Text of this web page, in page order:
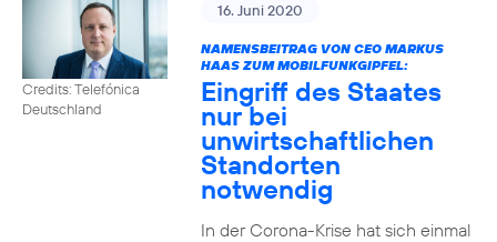
Credits: Telefónica
Deutschland
16. Juni 2020
NAMENSBEITRAG VON CEO MARKUS
HAAS ZUM MOBILFUNKGIPFEL:
Eingriff des Staates
nur bei
unwirtschaftlichen
Standorten
notwendig
In der Corona-Krise hat sich einmal